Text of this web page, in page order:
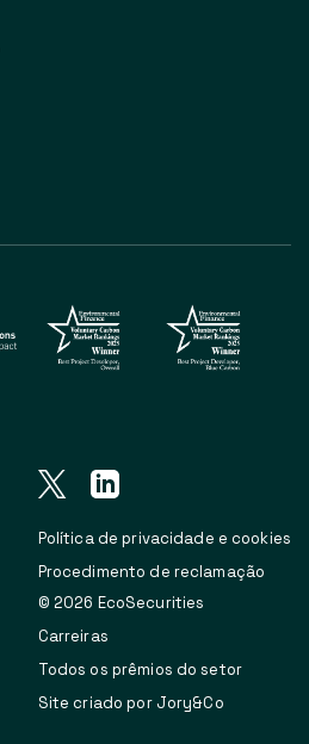
Política de privacidade e cookies
Procedimento de reclamação
© 2026 EcoSecurities
Carreiras
Todos os prêmios do setor
Site criado por Jory&Co